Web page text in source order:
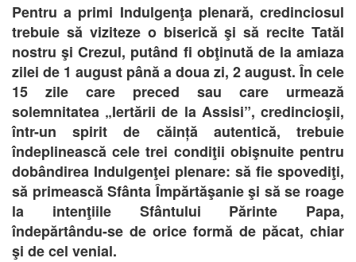
Pentru a primi Indulgenţa plenară, credinciosul
trebuie să viziteze o biserică şi să recite Tatăl
nostru şi Crezul, putând fi obţinută de la amiaza
zilei de 1 august până a doua zi, 2 august. În cele
15 zile care preced sau care urmează
solemnitatea „Iertării de la Assisi”, credincioşii,
într-un spirit de căință autentică, trebuie
îndeplinească cele trei condiţii obişnuite pentru
dobândirea Indulgenţei plenare: să fie spovediţi,
să primească Sfânta Împărtăşanie şi să se roage
la intenţiile Sfântului Părinte Papa,
îndepărtându-se de orice formă de păcat, chiar
şi de cel venial.